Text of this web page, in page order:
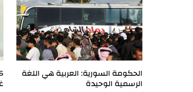
الحكومة السورية: العربية هي اللغة
الرسمية الوحيدة